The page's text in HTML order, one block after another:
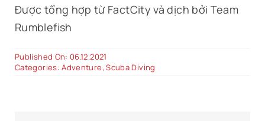
Được tổng hợp từ FactCity và dịch bởi Team
Rumblefish
Published On: 06.12.2021
Categories:Adventure,Scuba Diving